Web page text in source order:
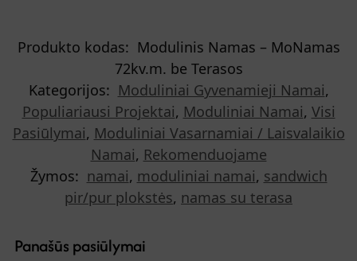
Produkto kodas: Modulinis Namas – MoNamas
72kv.m. be Terasos
Kategorijos: Moduliniai Gyvenamieji Namai,
Populiariausi Projektai, Moduliniai Namai, Visi
Pasiūlymai, Moduliniai Vasarnamiai / Laisvalaikio
Namai, Rekomenduojame
Žymos: namai, moduliniai namai, sandwich
pir/pur plokstės, namas su terasa
Panašūs pasiūlymai